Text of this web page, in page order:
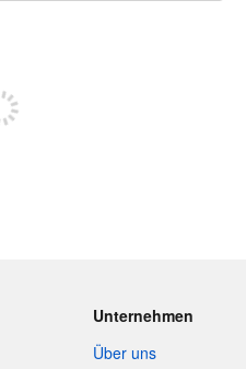
Unternehmen
Über uns